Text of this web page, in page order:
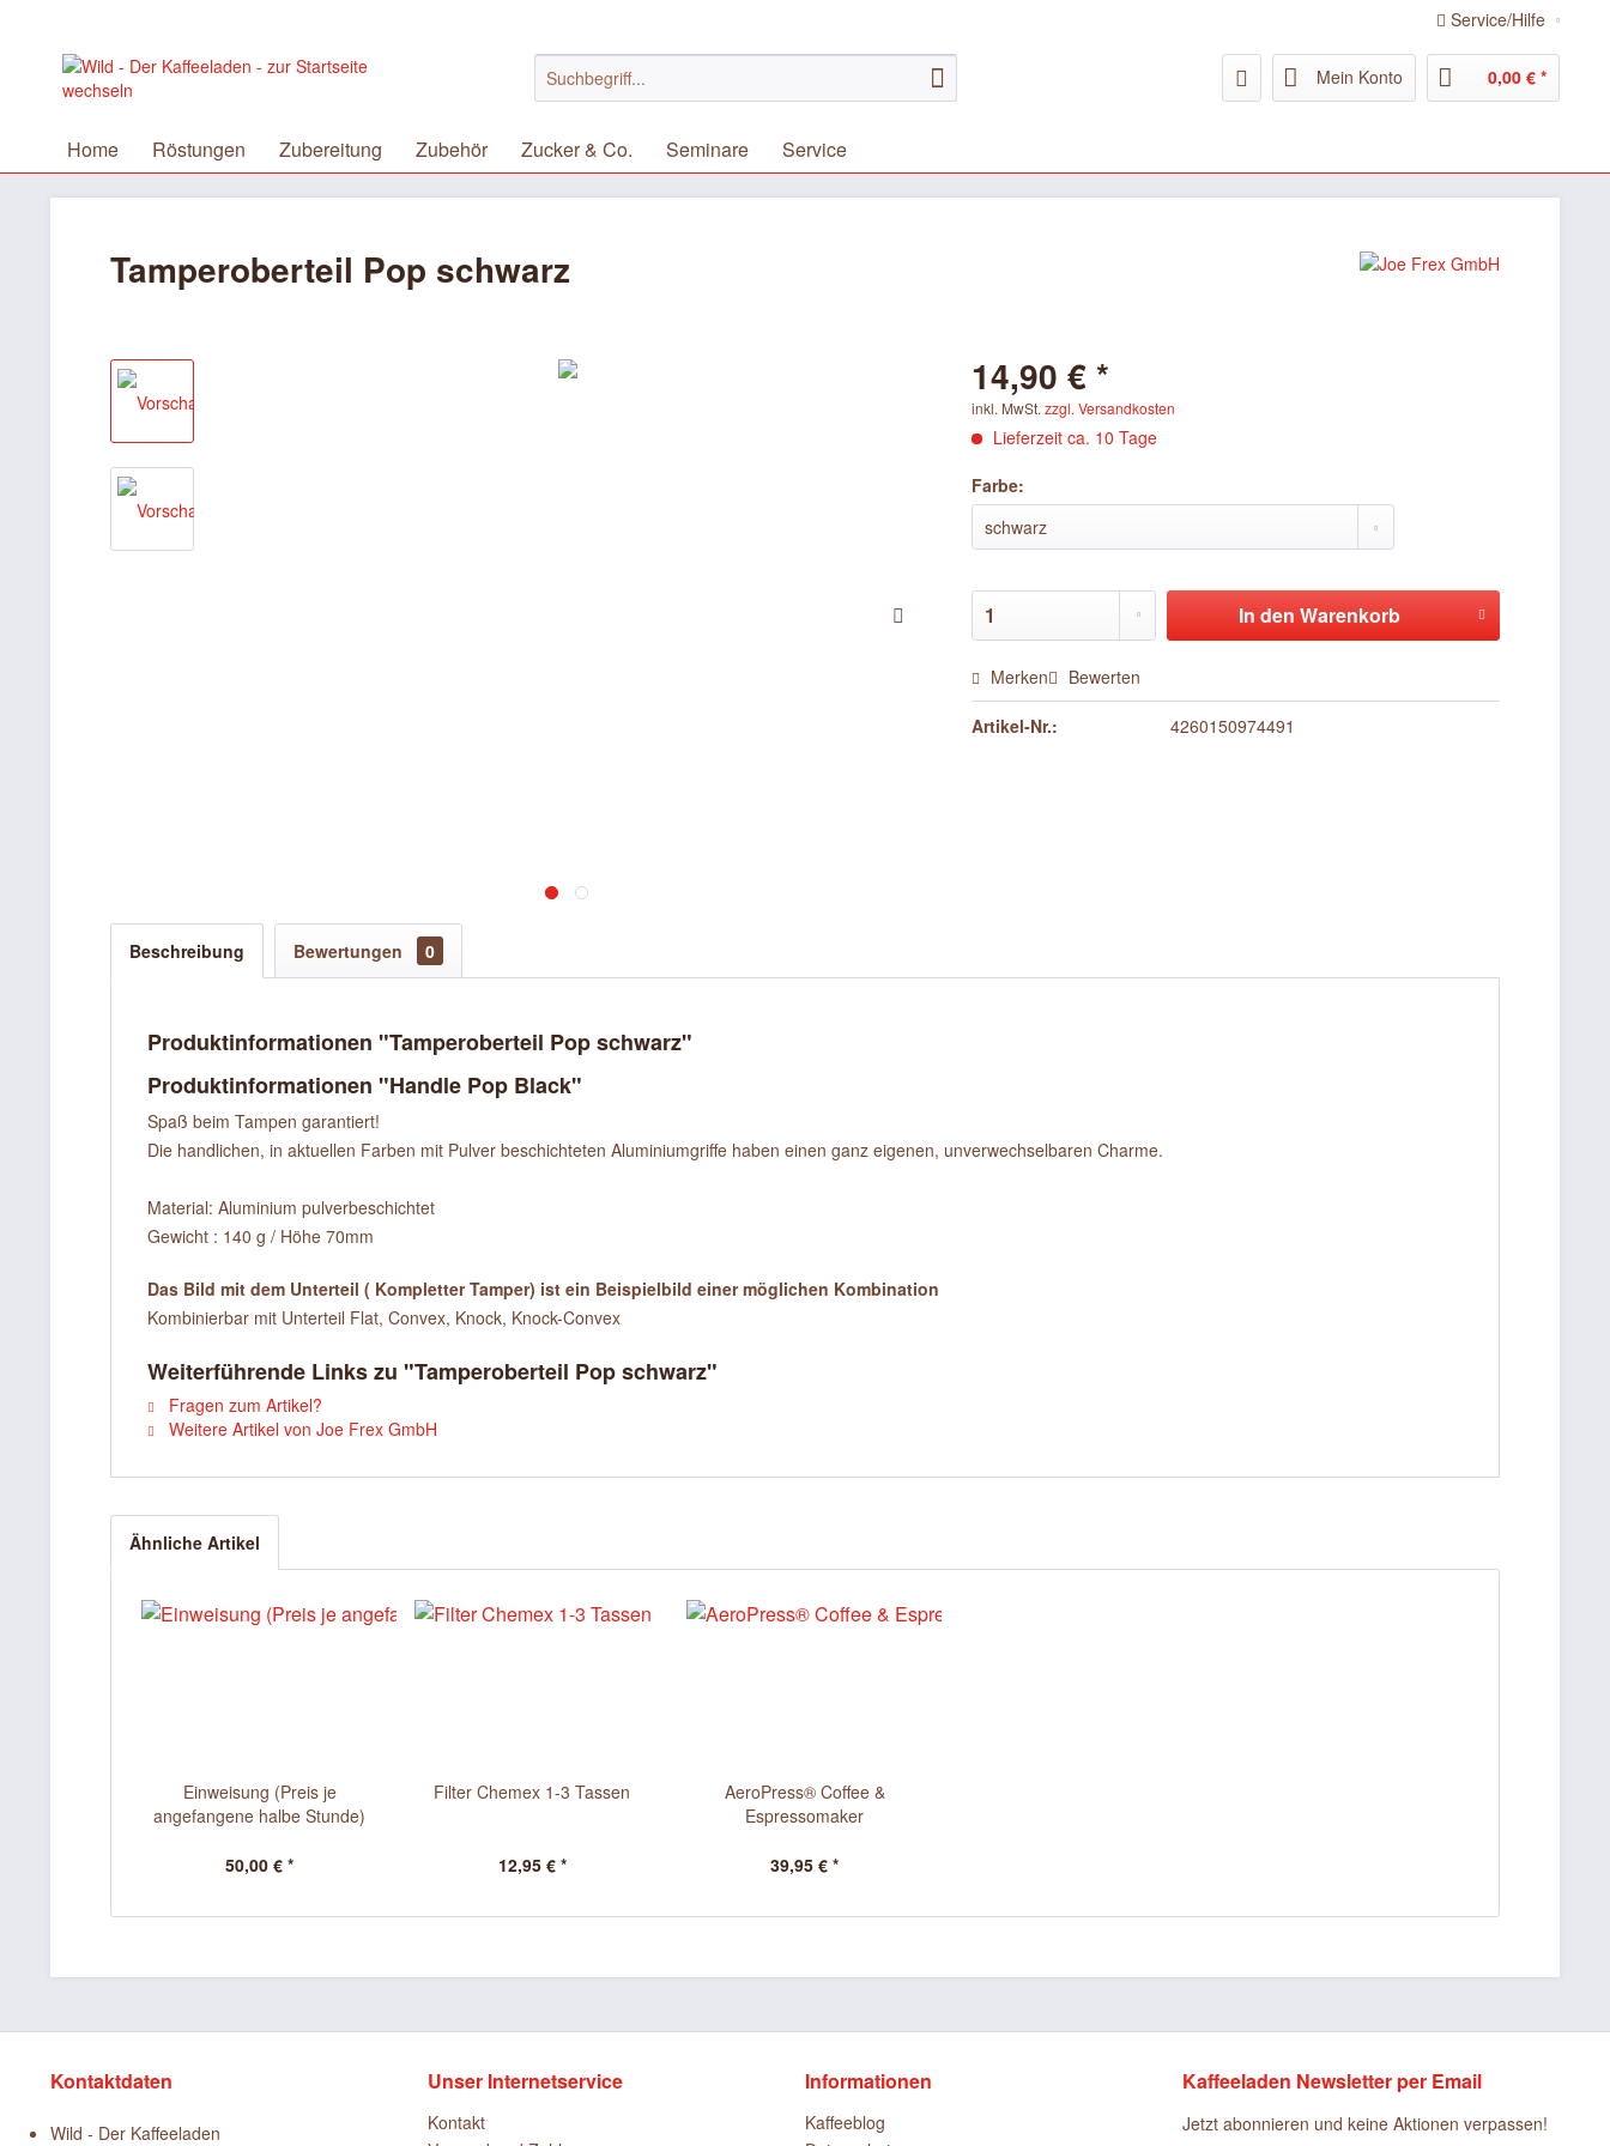
Service/Hilfe
Mein Konto 0,00 € *
Home Röstungen Zubereitung Zubehör Zucker & Co. Seminare Service
Tamperoberteil Pop schwarz
14,90 € *
inkl. MwSt.zzgl. Versandkosten
Lieferzeit ca. 10 Tage
Farbe:
In den Warenkorb
Merken Bewerten
Artikel-Nr.: 4260150974491
Beschreibung Bewertungen 0
Produktinformationen "Tamperoberteil Pop schwarz"
Produktinformationen "Handle Pop Black"
Spaß beim Tampen garantiert!
Die handlichen, in aktuellen Farben mit Pulver beschichteten Aluminiumgriffe haben einen ganz eigenen, unverwechselbaren Charme.
Material: Aluminium pulverbeschichtet
Gewicht : 140 g / Höhe 70mm
Das Bild mit dem Unterteil ( Kompletter Tamper) ist ein Beispielbild einer möglichen Kombination
Kombinierbar mit Unterteil Flat, Convex, Knock, Knock-Convex
Weiterführende Links zu "Tamperoberteil Pop schwarz"
Fragen zum Artikel?
Weitere Artikel von Joe Frex GmbH
Ähnliche Artikel
Einweisung (Preis je
angefangene halbe Stunde)
50,00 € *
Filter Chemex 1-3 Tassen
12,95 € *
AeroPress® Coffee &
Espressomaker
39,95 € *
Kontaktdaten
Wild - Der Kaffeeladen
Unser Internetservice
Kontakt
Informationen
Kaffeeblog
Kaffeeladen Newsletter per Email
Jetzt abonnieren und keine Aktionen verpassen!